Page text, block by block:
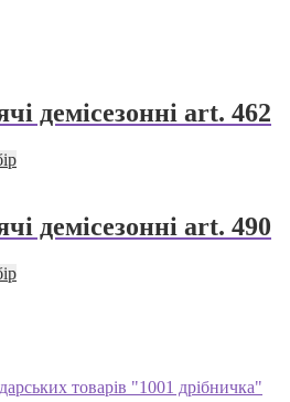
демісезонні art. 462
демісезонні art. 490